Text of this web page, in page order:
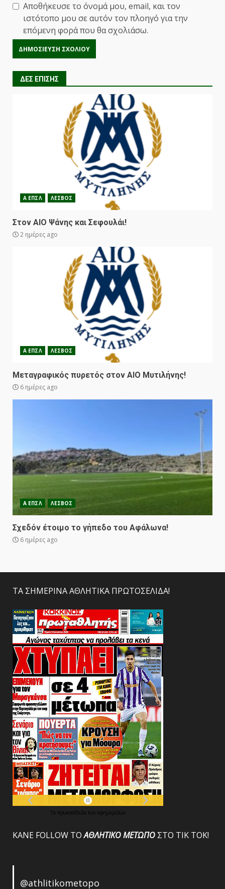
Αποθήκευσε το όνομά μου, email, και τον
ιστότοπο μου σε αυτόν τον πλοηγό για την
επόμενη φορά που θα σχολιάσω.
ΔΕΣ ΕΠΙΣΗΣ
Α ΕΠΣΛ ΛΕΣΒΟΣ
Στον ΑΙΟ Ψάνης και Σεφουλάι!
2 ημέρες ago
Α ΕΠΣΛ ΛΕΣΒΟΣ
Μεταγραφικός πυρετός στον ΑΙΟ Μυτιλήνης!
6 ημέρες ago
Α ΕΠΣΛ ΛΕΣΒΟΣ
Σχεδόν έτοιμο το γήπεδο του Αφάλωνα!
6 ημέρες ago
ΤΑ ΣΗΜΕΡΙΝΑ ΑΘΛΗΤΙΚΑ ΠΡΩΤΟΣΕΛΙΔΑ!
Τα πρωτοσέλιδα των εφημερίδων
ΚΑΝΕ FOLLOW ΤΟΑΘΛΗΤΙΚΟΜΕΤΩΠΟ ΣΤΟ ΤΙΚ ΤΟΚ!
@athlitikometopo